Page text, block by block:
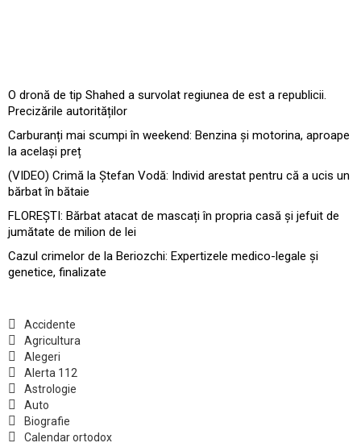
O dronă de tip Shahed a survolat regiunea de est a republicii.
Precizările autorităților
Carburanți mai scumpi în weekend: Benzina și motorina, aproape
la același preț
(VIDEO) Crimă la Ștefan Vodă: Individ arestat pentru că a ucis un
bărbat în bătaie
FLOREȘTI: Bărbat atacat de mascați în propria casă și jefuit de
jumătate de milion de lei
Cazul crimelor de la Beriozchi: Expertizele medico-legale și
genetice, finalizate
Accidente
Agricultura
Alegeri
Alerta 112
Astrologie
Auto
Biografie
Calendar ortodox